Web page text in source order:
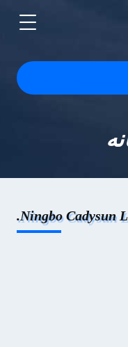
Ningbo Cadysun